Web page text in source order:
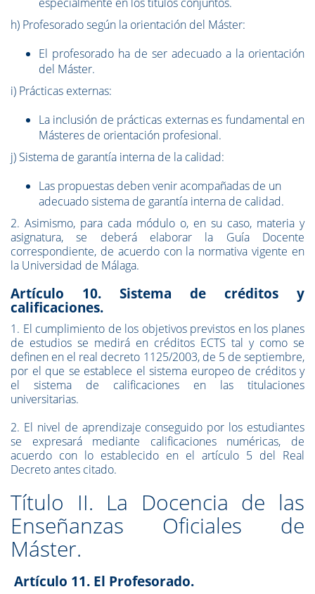
h) Profesorado según la orientación del Máster:
El profesorado ha de ser adecuado a la orientación
del Máster.
i) Prácticas externas:
La inclusión de prácticas externas es fundamental en
Másteres de orientación profesional.
j) Sistema de garantía interna de la calidad:
Las propuestas deben venir acompañadas de un
adecuado sistema de garantía interna de calidad.
2. Asimismo, para cada módulo o, en su caso, materia y
asignatura, se deberá elaborar la Guía Docente
correspondiente, de acuerdo con la normativa vigente en
la Universidad de Málaga.
Artículo 10. Sistema de créditos y
calificaciones.
1. El cumplimiento de los objetivos previstos en los planes
de estudios se medirá en créditos ECTS tal y como se
definen en el real decreto 1125/2003, de 5 de septiembre,
por el que se establece el sistema europeo de créditos y
el sistema de calificaciones en las titulaciones
universitarias.
2. El nivel de aprendizaje conseguido por los estudiantes
se expresará mediante calificaciones numéricas, de
acuerdo con lo establecido en el artículo 5 del Real
Decreto antes citado.
Título II. La Docencia de las
Enseñanzas Oficiales de
Máster.
Artículo 11. El Profesorado.